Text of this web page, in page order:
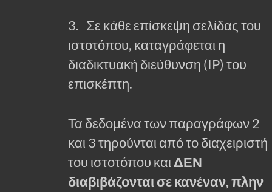
3. Σε κάθε επίσκεψη σελίδας του
ιστοτόπου, καταγράφεται η
διαδικτυακή διεύθυνση (IP) του
επισκέπτη.
Τα δεδομένα των παραγράφων 2
και 3 τηρούνται από το διαχειριστή
του ιστοτόπου και ΔΕΝ
διαβιβάζονται σε κανέναν, πλην